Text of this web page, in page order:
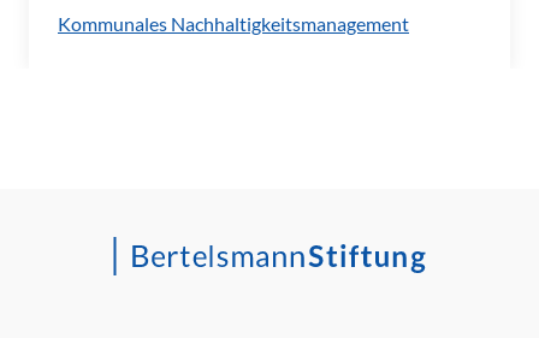
Kommunales Nachhaltigkeitsmanagement